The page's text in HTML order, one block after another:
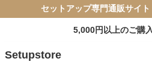
セットアップ専門通販サイ
5,000円以上のご購
Setupstore